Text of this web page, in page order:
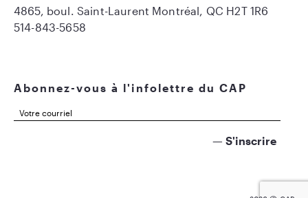
Abonnez-vous à l'infolettre du CAP
4865, boul. Saint-Laurent Montréal, QC H2T 1R6
514-843-5658